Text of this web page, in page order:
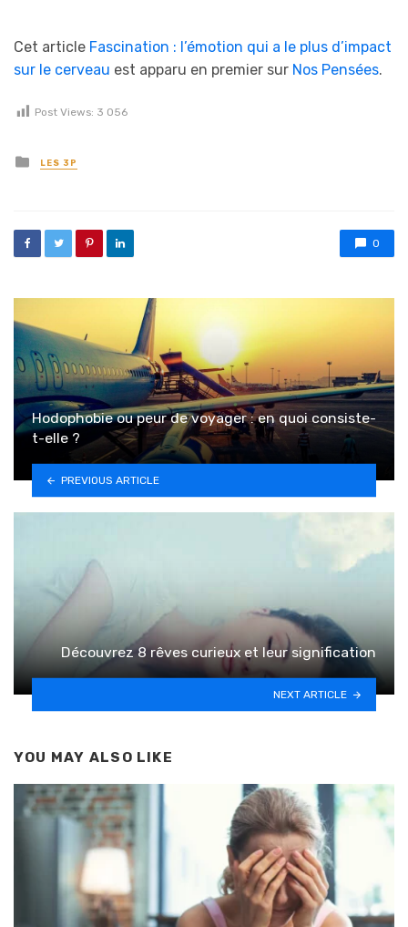
Cet article Fascination : l’émotion qui a le plus d’impact
sur le cerveau est apparu en premier sur Nos Pensées.
Post Views: 3 056
Posted in
LES 3P
0
Hodophobie ou peur de voyager : en quoi consiste-
t-elle ?
PREVIOUS ARTICLE
Découvrez 8 rêves curieux et leur signification
NEXT ARTICLE
YOU MAY ALSO LIKE